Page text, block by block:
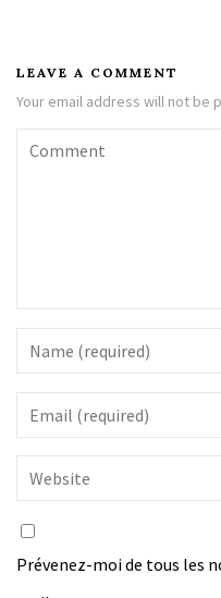
LEAVE A COMMENT
Your email address will not be
Prévenez-moi de tous les